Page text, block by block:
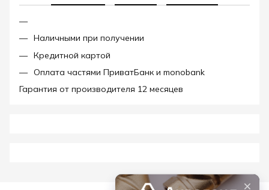
Наличными при получении
Кредитной картой
Оплата частями ПриватБанк и monobank
Гарантия от производителя 12 месяцев